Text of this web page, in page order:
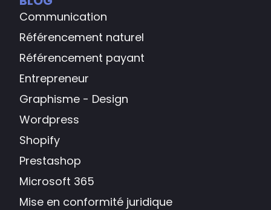
Communication
Référencement naturel
Référencement payant
Entrepreneur
Graphisme - Design
Wordpress
Shopify
Prestashop
Microsoft 365
Mise en conformité juridique